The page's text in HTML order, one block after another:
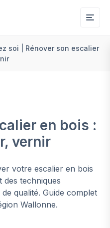
soi
Rénover son escalier
en bois :
vernir
votre escalier en bois
des techniques
qualité. Guide complet
Wallonne.